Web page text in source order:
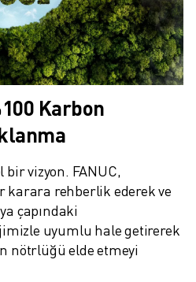
Karbon
vizyon. FANUC,
karara rehberlik ederek ve
çapındaki
uyumlu hale getirerek
nötrlüğü elde etmeyi